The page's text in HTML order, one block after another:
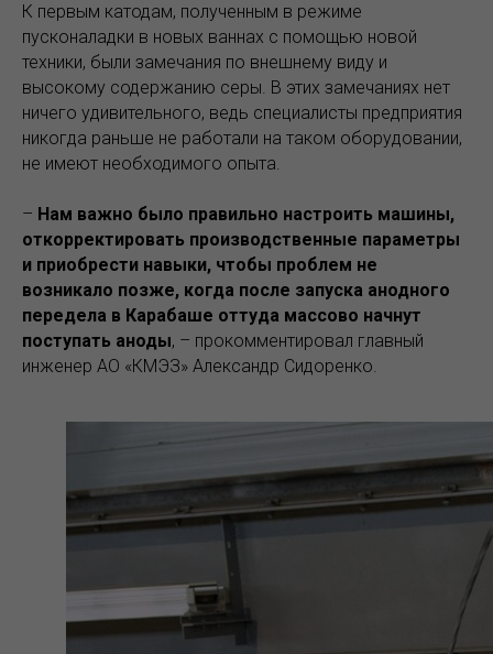
К первым катодам, полученным в режиме
пусконаладки в новых ваннах с помощью новой
техники, были замечания по внешнему виду и
высокому содержанию серы. В этих замечаниях нет
ничего удивительного, ведь специалисты предприятия
никогда раньше не работали на таком оборудовании,
не имеют необходимого опыта.
– Нам важно было правильно настроить машины,
откорректировать производственные параметры
и приобрести навыки, чтобы проблем не
возникало позже, когда после запуска анодного
передела в Карабаше оттуда массово начнут
поступать аноды, – прокомментировал главный
инженер АО «КМЭЗ» Александр Сидоренко.